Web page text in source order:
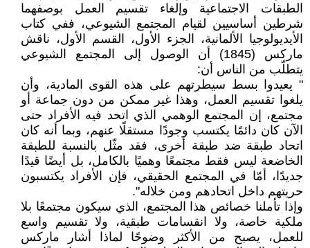
الطبقات الاجتماعية وإلغاء تقسيم العمل بوصفهما
شرطين أساسيين لقيام المجتمع الشيوعي، ففي كتاب
الأيديولوجيا الألمانية، الجزء الأول، القسم الأول، ناقش
ماركس (1845) أن الوصول إلى المجتمع الشيوعي
يتطلّب من الناس أن:
" يعيدوا بسط سيطرتهم على هذه القوى المادية، وأن
يلغوا تقسيم العمل، وهذا غير ممكن من دون جماعة أو
مجتمع، إن المجتمع الوهمي الذي اتحد فيه الأفراد حتى
الآن كان دائمًا يكتسب وجودًا مستقلًا عنهم، وبما أنه كان
اتحاد طبقة ضد طبقة أخرى، فقد مثّل بالنسبة للطبقة
الخاضعة ليس فقط مجتمعًا وهميًا بالكامل، بل أيضًا قيدًا
جديدًا، أمّا في المجتمع الحقيقي، فإن الأفراد يكتسبون
حريتهم داخل اتحادهم ومن خلاله".
وإذا تأملنا خصائص هذا المجتمع، الذي سيكون مجتمعًا بلا
ملكية خاصة، ولا انقسامات طبقية، ولا تقسيم واسع
للعمل، يصبح من الأكثر وضوحًا لماذا أشار ماركس